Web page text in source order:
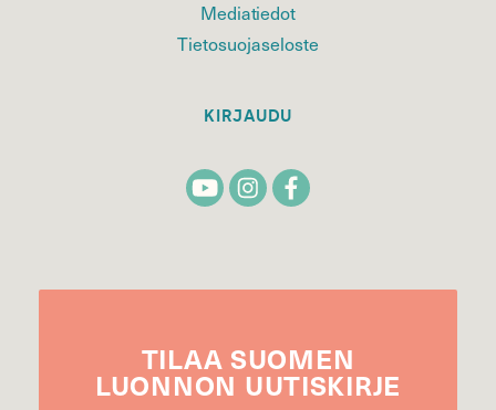
Mediatiedot
Tietosuojaseloste
KIRJAUDU
TILAA SUOMEN
LUONNON UUTIS­KIRJE